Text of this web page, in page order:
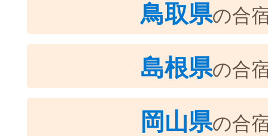
鳥取県の合
島根県の合
岡山県の合